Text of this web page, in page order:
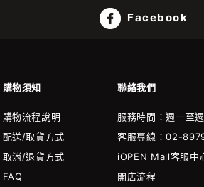
Facebook
購物須知 聯絡我們
購物流程說明
配送/取貨方式
取消/退貨方式
FAQ
服務時間：週一至
客服專線：02-
iOPEN Mall客服中
開店流程